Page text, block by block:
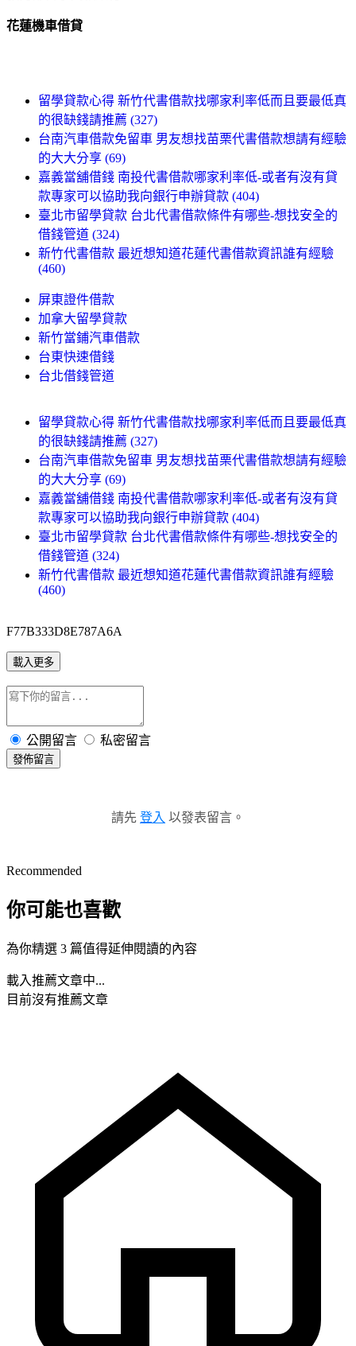
花蓮機車借貸
留學貸款心得 新竹代書借款找哪家利率低而且要最低真
的很缺錢請推薦 (327)
台南汽車借款免留車 男友想找苗栗代書借款想請有經驗
的大大分享 (69)
嘉義當舖借錢 南投代書借款哪家利率低-或者有沒有貸
款專家可以協助我向銀行申辦貸款 (404)
臺北市留學貸款 台北代書借款條件有哪些-想找安全的
借錢管道 (324)
新竹代書借款 最近想知道花蓮代書借款資訊誰有經驗
(460)
屏東證件借款
加拿大留學貸款
新竹當鋪汽車借款
台東快速借錢
台北借錢管道
留學貸款心得 新竹代書借款找哪家利率低而且要最低真
的很缺錢請推薦 (327)
台南汽車借款免留車 男友想找苗栗代書借款想請有經驗
的大大分享 (69)
嘉義當舖借錢 南投代書借款哪家利率低-或者有沒有貸
款專家可以協助我向銀行申辦貸款 (404)
臺北市留學貸款 台北代書借款條件有哪些-想找安全的
借錢管道 (324)
新竹代書借款 最近想知道花蓮代書借款資訊誰有經驗
(460)
F77B333D8E787A6A
載入更多
公開留言 私密留言
發佈留言
請先 登入 以發表留言。
Recommended
你可能也喜歡
為你精選 3 篇值得延伸閱讀的內容
載入推薦文章中...
目前沒有推薦文章